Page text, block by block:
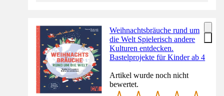
Weihnachtsbräuche rund um
die Welt Spielerisch andere
Kulturen entdecken.
Bastelprojekte für Kinder ab 4
Artikel wurde noch nicht
bewertet.